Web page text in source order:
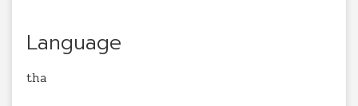
Language
tha